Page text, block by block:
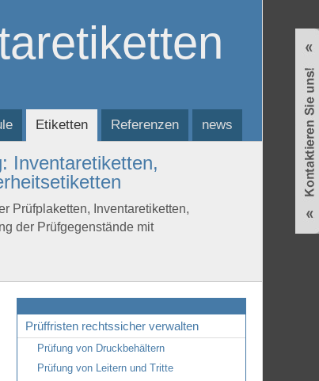
Etiketten Referenzen news
Inventaretiketten,
Prüfplaketten, Inventaretiketten,
der Prüfgegenstände mit
Prüffristen rechtssicher verwalten
Prüfung von Druckbehältern
Prüfung von Leitern und Tritte